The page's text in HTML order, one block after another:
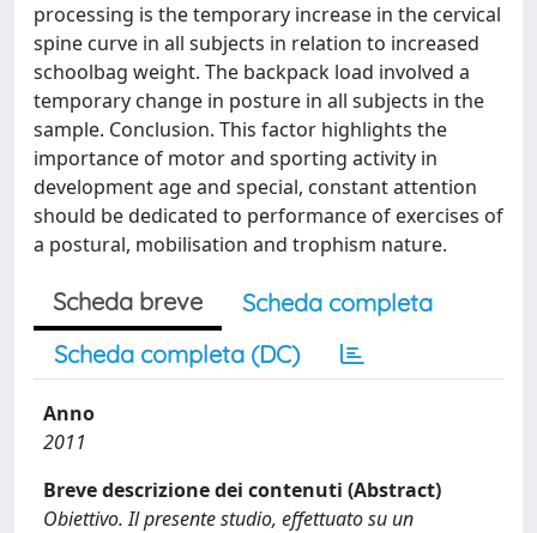
processing is the temporary increase in the cervical
spine curve in all subjects in relation to increased
schoolbag weight. The backpack load involved a
temporary change in posture in all subjects in the
sample. Conclusion. This factor highlights the
importance of motor and sporting activity in
development age and special, constant attention
should be dedicated to performance of exercises of
a postural, mobilisation and trophism nature.
Scheda breve
Scheda completa
Scheda completa (DC)
Anno
2011
Breve descrizione dei contenuti (Abstract)
Obiettivo. Il presente studio, effettuato su un